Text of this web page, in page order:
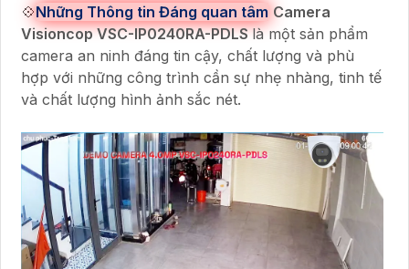
💠Những Thông tin Đáng quan tâm Camera
VisioncopVSC-IP0240RA-PDLSlà một sản phẩm
camera an ninh đáng tin cậy, chất lượng và phù
hợp với những công trình cần sự nhẹ nhàng, tinh tế
và chất lượng hình ảnh sắc nét.